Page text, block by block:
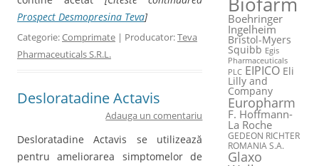
Prospect Desmopresina Teva]
Categorie:Comprimate | Producator:Teva
Pharmaceuticals S.R.L.
Desloratadine Actavis
Adauga un comentariu
Desloratadine Actavis se utilizează
pentru ameliorarea simptomelor de
Boehringer
Ingelheim
Bristol-Myers
Squibb Egis
Pharmaceuticals
PLC EIPICO Eli
Lilly and
Company
Europharm
F. Hoffmann-
La Roche
GEDEON RICHTER
ROMANIA S.A.
Glaxo